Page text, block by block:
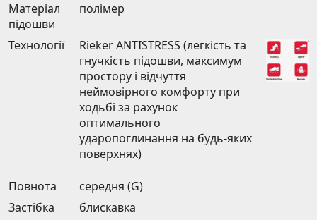
Матеріал
підошви
полімер
Технології
Rieker ANTISTRESS (легкість та
гнучкість підошви, максимум
простору і відчуття
неймовірного комфорту при
ходьбі за рахунок
оптимального
ударопоглинання на будь-яких
поверхнях)
Повнота
середня (G)
Застібка
блискавка